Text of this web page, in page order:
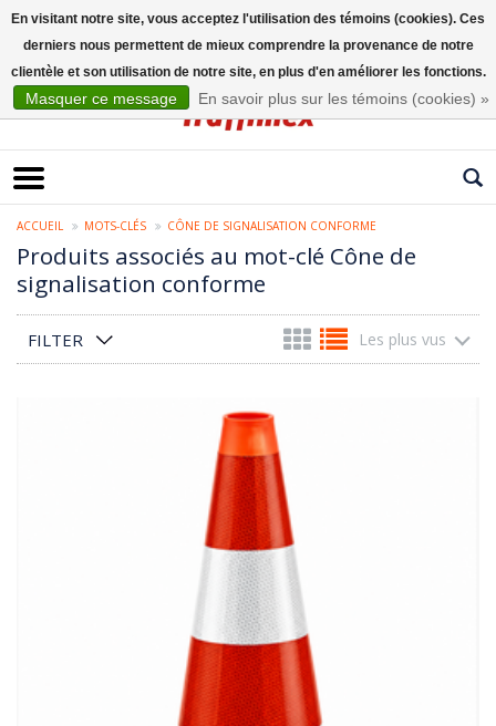
ACCUEIL MOTS-CLÉS CÔNE DE SIGNALISATION CONFORME
Produits associés au mot-clé Cône de
signalisation conforme
FILTER Les plus vus
En visitant notre site, vous acceptez l'utilisation des témoins (cookies). Ces
derniers nous permettent de mieux comprendre la provenance de notre
clientèle et son utilisation de notre site, en plus d'en améliorer les fonctions.
Masquer ce message En savoir plus sur les témoins (cookies) »